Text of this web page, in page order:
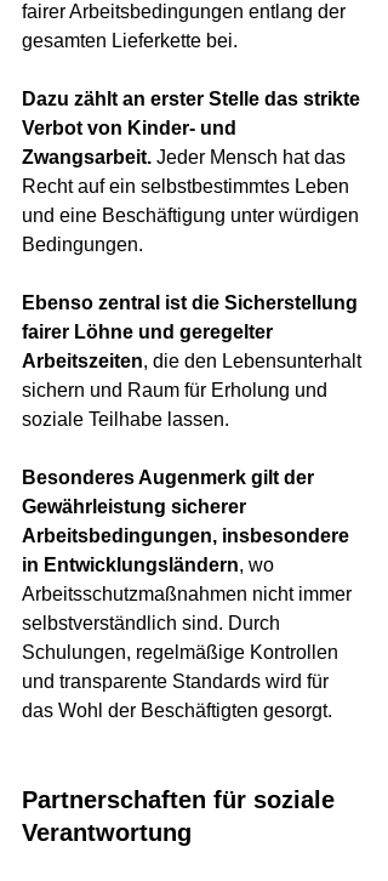
fairer Arbeitsbedingungen entlang der
gesamten Lieferkette bei.
Dazu zählt an erster Stelle das strikte
Verbot von Kinder- und
Zwangsarbeit. Jeder Mensch hat das
Recht auf ein selbstbestimmtes Leben
und eine Beschäftigung unter würdigen
Bedingungen.
Ebenso zentral ist die Sicherstellung
fairer Löhne und geregelter
Arbeitszeiten, die den Lebensunterhalt
sichern und Raum für Erholung und
soziale Teilhabe lassen.
Besonderes Augenmerk gilt der
Gewährleistung sicherer
Arbeitsbedingungen, insbesondere
in Entwicklungsländern, wo
Arbeitsschutzmaßnahmen nicht immer
selbstverständlich sind. Durch
Schulungen, regelmäßige Kontrollen
und transparente Standards wird für
das Wohl der Beschäftigten gesorgt.
Partnerschaften für soziale
Verantwortung